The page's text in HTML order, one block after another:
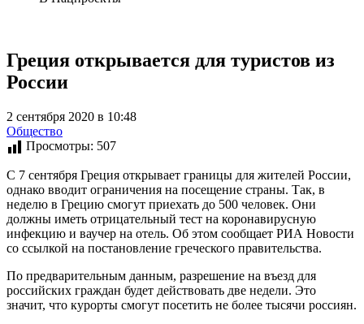
Греция открывается для туристов из
России
2 сентября 2020 в 10:48
Общество
Просмотры: 507
С 7 сентября Греция открывает границы для жителей России,
однако вводит ограничения на посещение страны. Так, в
неделю в Грецию смогут приехать до 500 человек. Они
должны иметь отрицательный тест на коронавирусную
инфекцию и ваучер на отель. Об этом сообщает РИА Новости
со ссылкой на постановление греческого правительства.
По предварительным данным, разрешение на въезд для
российских граждан будет действовать две недели. Это
значит, что курорты смогут посетить не более тысячи россиян.